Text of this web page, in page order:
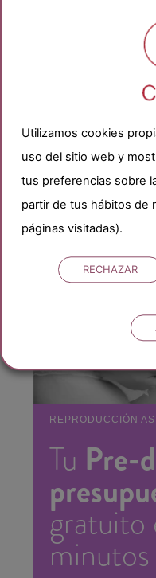
13) ¿Puede bastar
médico para
fertilidad o
REPRODUCCIÓN
Tu Pre-
gratuito
minutos
Utilizamos cookies
uso del sitio web y
tus preferencias sobre
partir de tus hábitos de
páginas visitadas).
RECHAZAR